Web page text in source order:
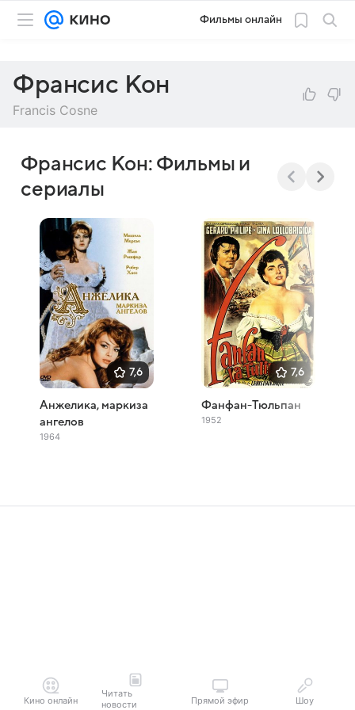
Фильмы онлайн
Франсис Кон
Francis Cosne
Франсис Кон: Фильмы и
сериалы
7,6
Анжелика, маркиза
ангелов
1964
7,6
Фанфан-Тюльпан
1952
Кино онлайн
Читать
новости
Прямой эфир Шоу